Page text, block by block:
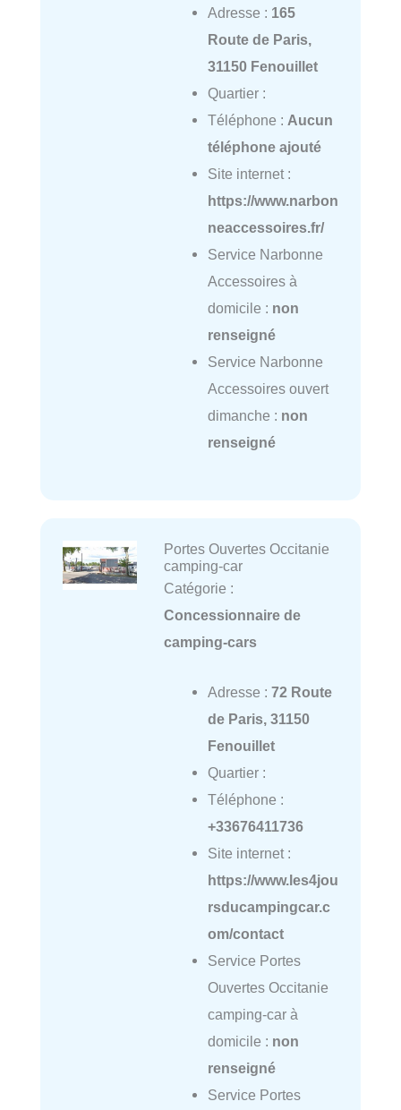
Adresse : 165
Route de Paris,
31150 Fenouillet
Quartier :
Téléphone : Aucun
téléphone ajouté
Site internet :
https://www.narbon
neaccessoires.fr/
Service Narbonne
Accessoires à
domicile : non
renseigné
Service Narbonne
Accessoires ouvert
dimanche : non
renseigné
Portes Ouvertes Occitanie
camping-car
Catégorie :
Concessionnaire de
camping-cars
Adresse : 72 Route
de Paris, 31150
Fenouillet
Quartier :
Téléphone :
+33676411736
Site internet :
https://www.les4jou
rsducampingcar.c
om/contact
Service Portes
Ouvertes Occitanie
camping-car à
domicile : non
renseigné
Service Portes